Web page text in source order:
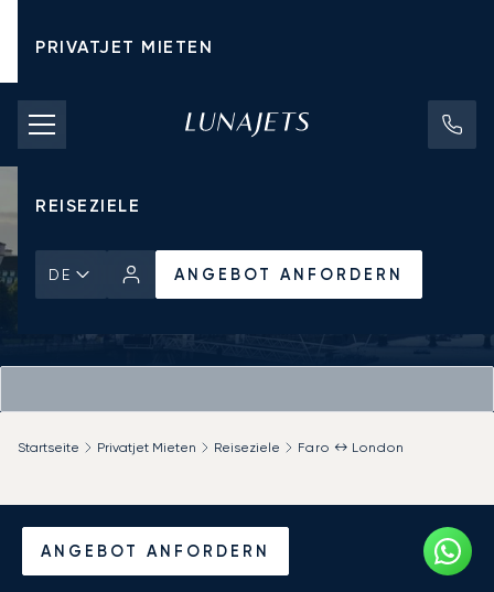
PRIVATJET MIETEN
CHARTERPREISE
PRIVATJETS
REISEZIELE
DE ANGEBOT ANFORDERN
ANGEBOT ANFORDERN
Startseite Privatjet Mieten Reiseziele Faro ↔ London
Mieten Sie einen Privatjet
zwischen Faro und London